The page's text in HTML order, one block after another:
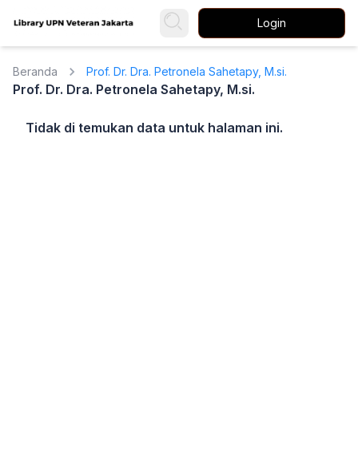
Login
Beranda Prof. Dr. Dra. Petronela Sahetapy, M.si.
Prof. Dr. Dra. Petronela Sahetapy, M.si.
Tidak di temukan data untuk halaman ini.